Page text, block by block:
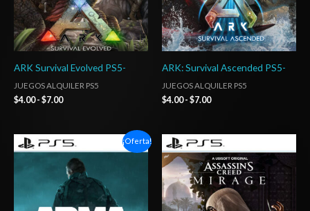
ARK Survival Evolved PS5-
JUEGOS ALQUILER PS5
$4.00 - $7.00
ARK: Survival Ascended PS5-
JUEGOS ALQUILER PS5
$4.00 - $7.00
¡Oferta!
Rango
de
precios:
desde
$5.00
hasta
$8.00
Rango
de
precios:
desde
$5.00
hasta
$8.00